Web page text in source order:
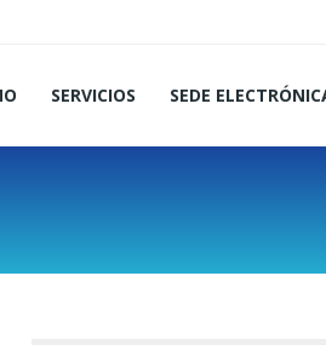
SERVICIOS SEDE